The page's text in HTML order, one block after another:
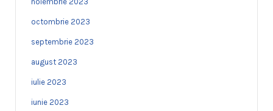
octombrie 2023
septembrie 2023
august 2023
iulie 2023
iunie 2023